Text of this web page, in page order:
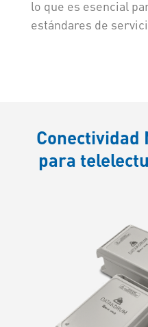
lo que es esencial
estándares de
Conectividad
para